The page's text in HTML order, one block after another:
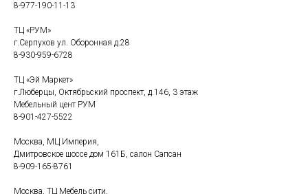
8-977-190-11-13
ТЦ «РУМ»
г.Серпухов ул. Оборонная д.28
8-930-959-6728
ТЦ «Эй Маркет»
г.Люберцы, Октябрьский проспект, д.146, 3 этаж
Мебельный цент РУМ
8-901-427-5522
Москва, МЦ Империя,
Дмитровское шоссе дом 161Б, салон Сапсан
8-909-165-8761
Москва, ТЦ Мебель сити,